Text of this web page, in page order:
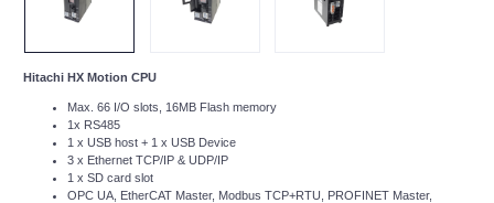
Hitachi HX Motion CPU
Max. 66 I/O slots, 16MB Flash memory
1x RS485
1 x USB host + 1 x USB Device
3 x Ethernet TCP/IP & UDP/IP
1 x SD card slot
OPC UA, EtherCAT Master, Modbus TCP+RTU, PROFINET Master,